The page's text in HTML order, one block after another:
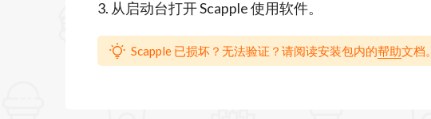
scapple的功能特征
• 简单，有趣，好用
3. 从启动台打开 Scapple 使用软件。
Scapple 已损坏？无法验证？请阅读安装包内的帮助文档。